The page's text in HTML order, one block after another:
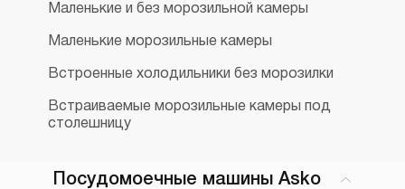
Маленькие и без морозильной камеры
Маленькие морозильные камеры
Встроенные холодильники без морозилки
Встраиваемые морозильные камеры под
столешницу
Посудомоечные машины Asko